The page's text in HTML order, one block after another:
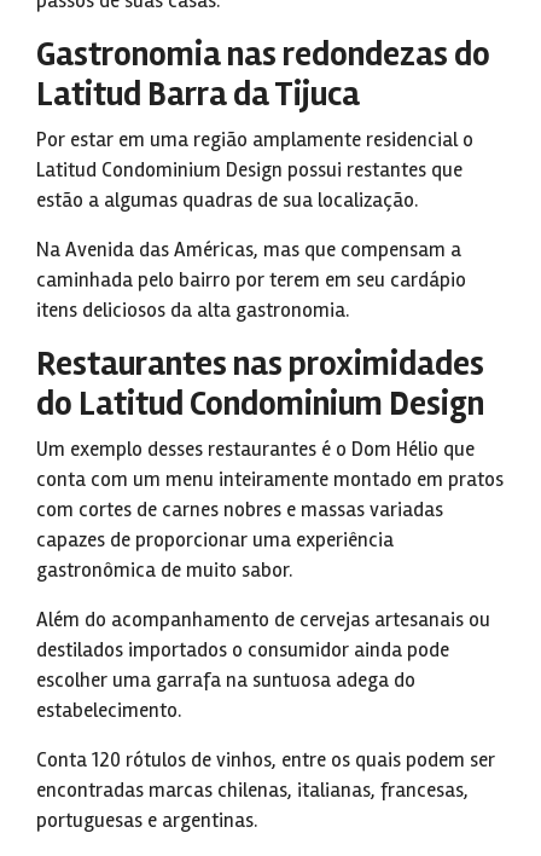
Gastronomia nas redondezas do
Latitud Barra da Tijuca
Por estar em uma região amplamente residencial o
Latitud Condominium Design possui restantes que
estão a algumas quadras de sua localização.
Na Avenida das Américas, mas que compensam a
caminhada pelo bairro por terem em seu cardápio
itens deliciosos da alta gastronomia.
Restaurantes nas proximidades
do Latitud Condominium Design
Um exemplo desses restaurantes é o Dom Hélio que
conta com um menu inteiramente montado em pratos
com cortes de carnes nobres e massas variadas
capazes de proporcionar uma experiência
gastronômica de muito sabor.
Além do acompanhamento de cervejas artesanais ou
destilados importados o consumidor ainda pode
escolher uma garrafa na suntuosa adega do
estabelecimento.
Conta 120 rótulos de vinhos, entre os quais podem ser
encontradas marcas chilenas, italianas, francesas,
portuguesas e argentinas.